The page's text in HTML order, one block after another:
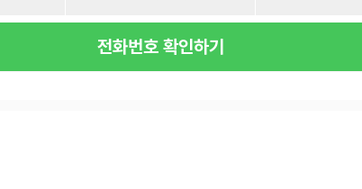
전화번호 확인하기